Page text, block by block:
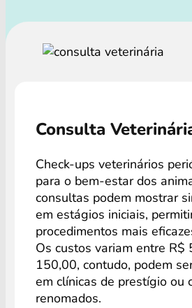
Consulta
Check-ups veterinários
para o bem-estar dos
consultas podem mostrar
em estágios iniciais,
procedimentos mais
Os custos variam entre R$
150,00, contudo, podem
em clínicas de prestígio ou
renomados.